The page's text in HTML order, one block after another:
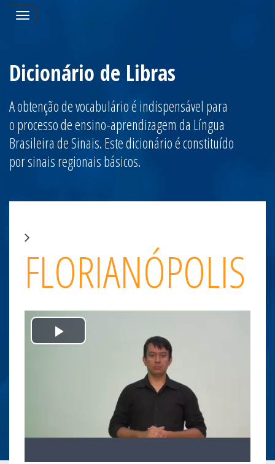
Toggle
navigation
Dicionário de Libras
A obtenção de vocabulário é indispensável para
o processo de ensino-aprendizagem da Língua
Brasileira de Sinais. Este dicionário é constituído
por sinais regionais básicos.
FLORIANÓPOLIS
Play